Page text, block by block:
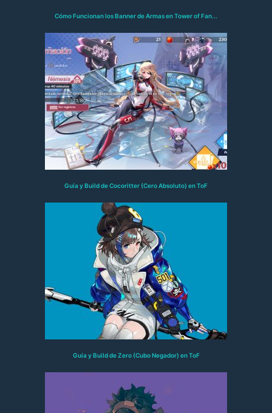
Cómo Funcionan los Banner de Armas en Tower of Fan...
Guía y Build de Cocoritter (Cero Absoluto) en ToF
Guía y Build de Zero (Cubo Negador) en ToF